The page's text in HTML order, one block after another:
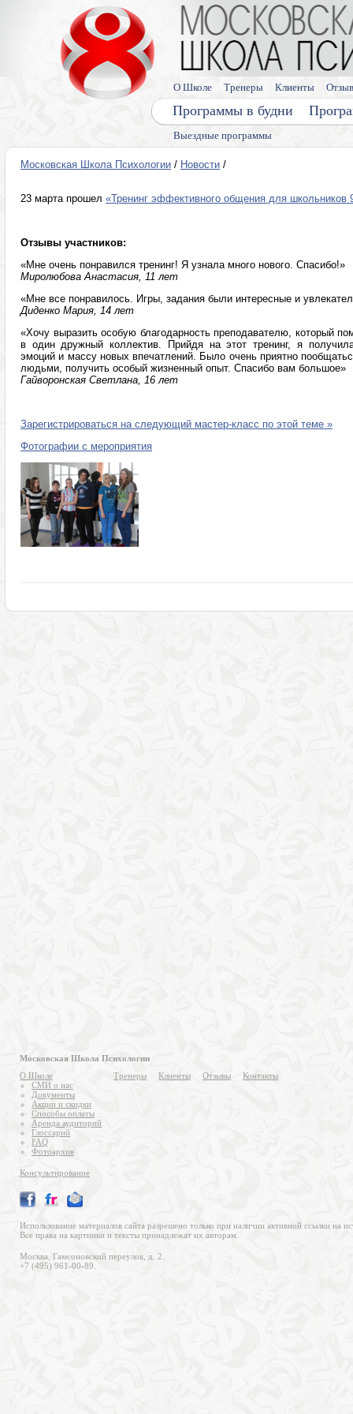
Выездные программы
Программы в будни
О Школе Тренеры Клиенты
Московская Школа Психологии / Новости /
23 марта прошел «Тренинг эффективного общения для школьников
Отзывы участников:
«Мне очень понравился тренинг! Я узнала много нового. Спасибо!»
Миролюбова Анастасия, 11 лет
«Мне все понравилось. Игры, задания были интересные и
Диденко Мария, 14 лет
«Хочу выразить особую благодарность преподавателю, который
в один дружный коллектив. Прийдя на этот тренинг, я
эмоций и массу новых впечатлений. Было очень приятно
людьми, получить особый жизненный опыт. Спасибо вам большое»
Гайворонская Светлана, 16 лет
Зарегистрироваться на следующий мастер-класс по этой теме »
Фотографии с мероприятия
Московская Школа Психологии
О Школе
СМИ о нас
Документы
Акции и скидки
Способы оплаты
Аренда аудиторий
Глоссарий
FAQ
Фотоархив
Тренеры Клиенты Отзывы Контакты
Консультирование
Использование материалов сайта разрешено только при наличии активной ссылки на
Все права на картинки и тексты принадлежат их авторам.
Москва, Гамсоновский переулок, д. 2.
+7 (495) 961-00-89.